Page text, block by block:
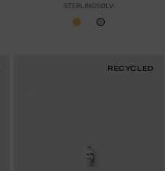
STERLINGSØLV
RECYCLED